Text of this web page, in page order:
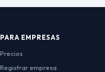
PARA EMPRESAS
Precios
Registrar empresa